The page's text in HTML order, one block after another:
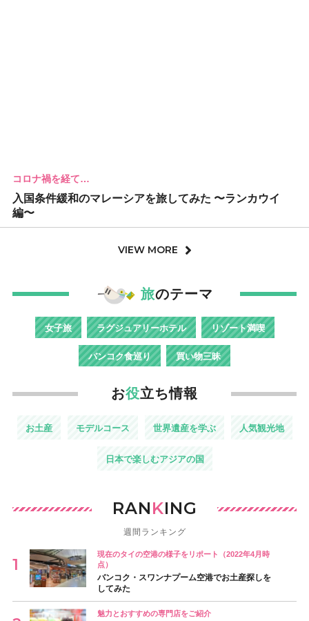
コロナ禍を経て…
入国条件緩和のマレーシアを旅してみた 〜ランカウイ
編〜
VIEW MORE
旅のテーマ
女子旅 ラグジュアリーホテル リゾート満喫
バンコク食巡り 買い物三昧
お役立ち情報
お土産 モデルコース 世界遺産を学ぶ 人気観光地
日本で楽しむアジアの国
RANKING
週間ランキング
現在のタイの空港の様子をリポート（2022年4月時
点）
バンコク・スワンナプーム空港でお土産探しを
してみた
魅力とおすすめの専門店をご紹介